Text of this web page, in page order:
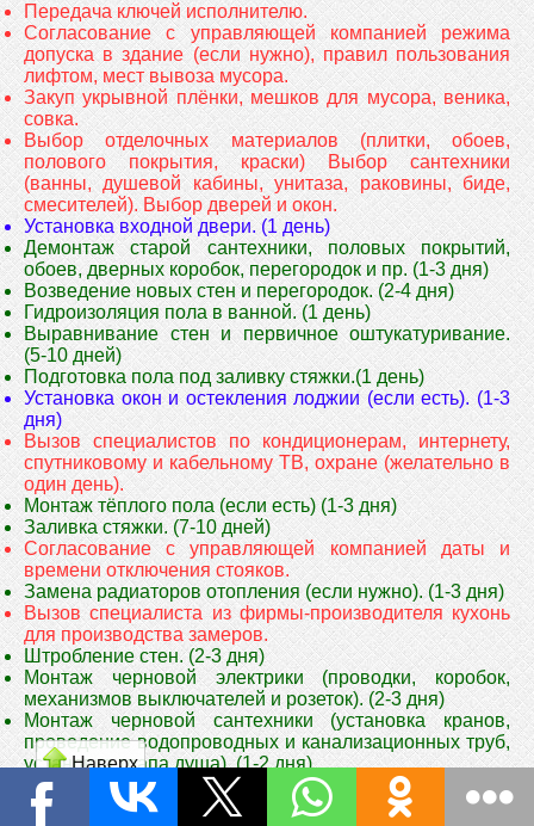
Передача ключей исполнителю.
Согласование с управляющей компанией режима
допуска в здание (если нужно), правил пользования
лифтом, мест вывоза мусора.
Закуп укрывной плёнки, мешков для мусора, веника,
совка.
Выбор отделочных материалов (плитки, обоев,
полового покрытия, краски) Выбор сантехники
(ванны, душевой кабины, унитаза, раковины, биде,
смесителей). Выбор дверей и окон.
Установка входной двери. (1 день)
Демонтаж старой сантехники, половых покрытий,
обоев, дверных коробок, перегородок и пр. (1-3 дня)
Возведение новых стен и перегородок. (2-4 дня)
Гидроизоляция пола в ванной. (1 день)
Выравнивание стен и первичное оштукатуривание.
(5-10 дней)
Подготовка пола под заливку стяжки.(1 день)
Установка окон и остекления лоджии (если есть). (1-3
дня)
Вызов специалистов по кондиционерам, интернету,
спутниковому и кабельному ТВ, охране (желательно в
один день).
Монтаж тёплого пола (если есть) (1-3 дня)
Заливка стяжки. (7-10 дней)
Согласование с управляющей компанией даты и
времени отключения стояков.
Замена радиаторов отопления (если нужно). (1-3 дня)
Вызов специалиста из фирмы-производителя кухонь
для производства замеров.
Штробление стен. (2-3 дня)
Монтаж черновой электрики (проводки, коробок,
механизмов выключателей и розеток). (2-3 дня)
Монтаж черновой сантехники (установка кранов,
проведение водопроводных и канализационных труб,
установка трапа душа). (1-2 дня)
Монтаж инсталляции унитаза. (1 день)
Установка скрытых сантех-механизмов. (1 день)
Наверх